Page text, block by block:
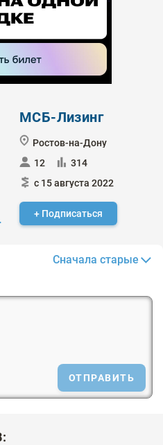
МСБ-Лизинг
Ростов-на-Дону
12
314
с 15 августа 2022
+ Подписаться
Сначала старые
ОТПРАВИТЬ